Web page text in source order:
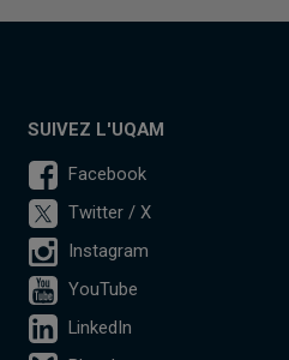
SUIVEZ L'UQAM
Facebook
Twitter / X
Instagram
YouTube
LinkedIn